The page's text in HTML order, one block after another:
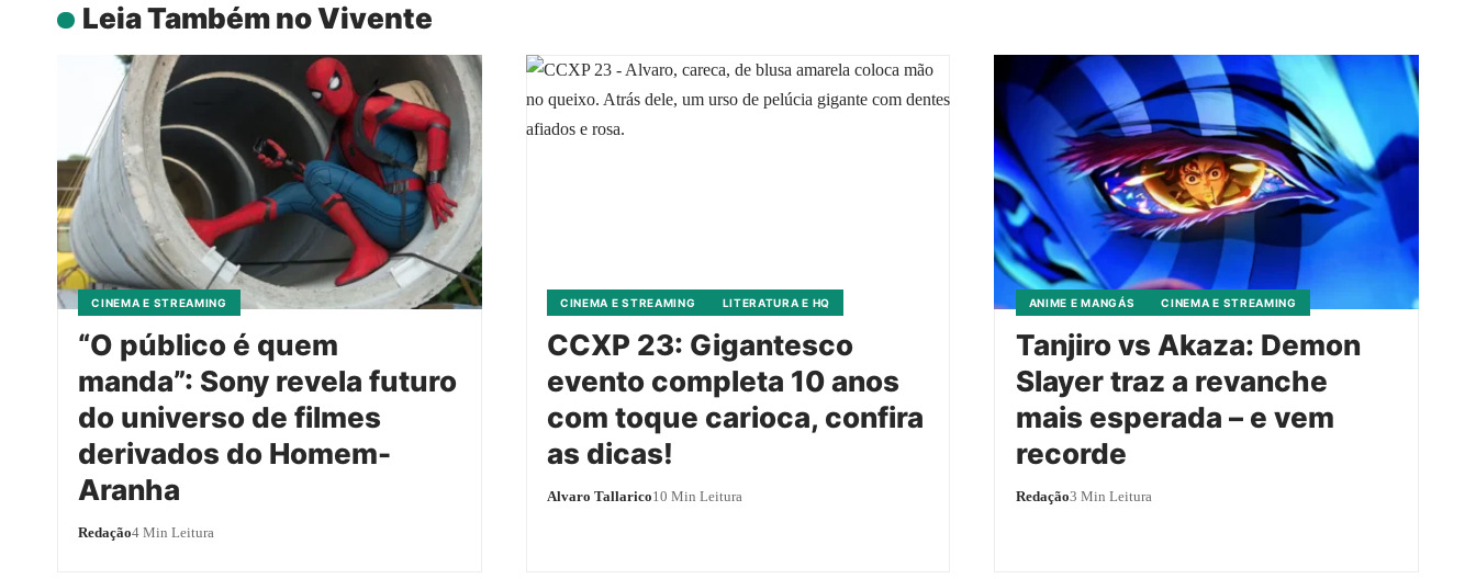
Leia Também no Vivente
CINEMA E STREAMING
“O público é quem
manda”: Sony revela futuro
do universo de filmes
derivados do Homem-
Aranha
Redação4 Min Leitura
CINEMA E STREAMING LITERATURA E HQ
CCXP 23: Gigantesco
evento completa 10 anos
com toque carioca, confira
as dicas!
Alvaro Tallarico10 Min Leitura
ANIME E MANGÁS CINEMA E STREAMING
Tanjiro vs Akaza: Demon
Slayer traz a revanche
mais esperada – e vem
recorde
Redação3 Min Leitura